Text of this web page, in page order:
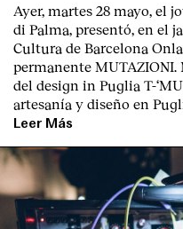
Ayer, martes 28 mayo, el
di Palma , presentó, en el
Cultura de Barcelona
permanente MUTAZIONI.
del design in Puglia T-
artesanía y diseño en
Leer Más